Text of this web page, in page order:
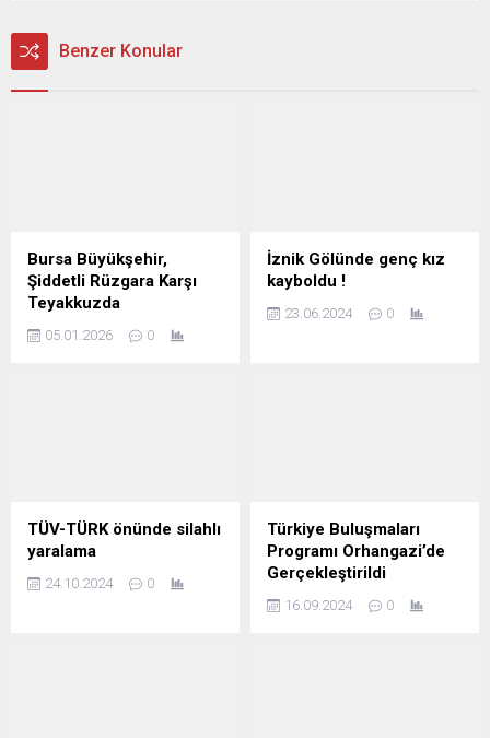
Benzer Konular
Bursa Büyükşehir,
Şiddetli Rüzgara Karşı
Teyakkuzda
05.01.2026 0
İznik Gölünde genç kız
kayboldu !
23.06.2024 0
TÜV-TÜRK önünde silahlı
yaralama
24.10.2024 0
Türkiye Buluşmaları
Programı Orhangazi’de
Gerçekleştirildi
16.09.2024 0